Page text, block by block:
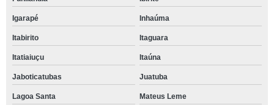
Igarapé Inhaúma
Itabirito Itaguara
Itatiaiuçu Itaúna
Jaboticatubas Juatuba
Lagoa Santa Mateus Leme